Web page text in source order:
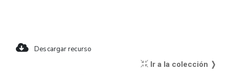
Descargar recurso
Ir a la colección ❭